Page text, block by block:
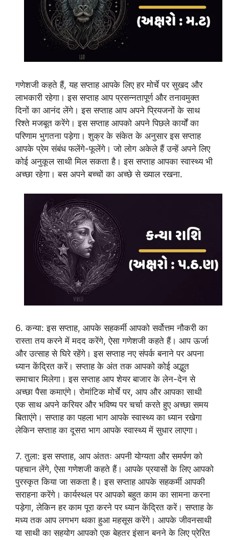
गणेशजी कहते हैं, यह सप्ताह आपके लिए हर मोर्चे पर सुखद और
लाभकारी रहेगा। इस सप्ताह आप प्रसन्नतापूर्ण और तनावमुक्त
दिनों का आनंद लेंगे। इस सप्ताह आप अपने प्रियजनों के साथ
रिश्ते मजबूत करेंगे। इस सप्ताह आपको अपने पिछले कार्यों का
परिणाम भुगतना पड़ेगा। शुक्र के संकेत के अनुसार इस सप्ताह
आपके प्रेम संबंध फलेंगे-फूलेंगे। जो लोग अकेले हैं उन्हें अपने लिए
कोई अनुकूल साथी मिल सकता है। इस सप्ताह आपका स्वास्थ्य भी
अच्छा रहेगा। बस अपने बच्चों का अच्छे से ख्याल रखना.
6. कन्या: इस सप्ताह, आपके सहकर्मी आपको सर्वोत्तम नौकरी का
रास्ता तय करने में मदद करेंगे, ऐसा गणेशजी कहते हैं। आप ऊर्जा
और उत्साह से घिरे रहेंगे। इस सप्ताह नए संपर्क बनाने पर अपना
ध्यान केंद्रित करें। सप्ताह के अंत तक आपको कोई अद्भुत
समाचार मिलेगा। इस सप्ताह आप शेयर बाजार के लेन-देन से
अच्छा पैसा कमाएंगे। रोमांटिक मोर्चे पर, आप और आपका साथी
एक साथ अपने करियर और भविष्य पर चर्चा करते हुए अच्छा समय
बिताएंगे। सप्ताह का पहला भाग आपके स्वास्थ्य का ध्यान रखेगा
लेकिन सप्ताह का दूसरा भाग आपके स्वास्थ्य में सुधार लाएगा।
7. तुला: इस सप्ताह, आप अंततः अपनी योग्यता और समर्पण को
पहचान लेंगे, ऐसा गणेशजी कहते हैं। आपके प्रयासों के लिए आपको
पुरस्कृत किया जा सकता है। इस सप्ताह आपके सहकर्मी आपकी
सराहना करेंगे। कार्यस्थल पर आपको बहुत काम का सामना करना
पड़ेगा, लेकिन हर काम पूरा करने पर ध्यान केंद्रित करें। सप्ताह के
मध्य तक आप लगभग थका हुआ महसूस करेंगे। आपके जीवनसाथी
या साथी का सहयोग आपको एक बेहतर इंसान बनने के लिए प्रेरित